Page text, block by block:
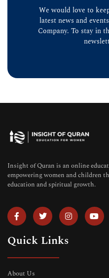
We would love to
latest news and
Company. To stay in
Insight of Quran is an online
empowering women and children
education and spiritual growth.
Quick Links
About Us